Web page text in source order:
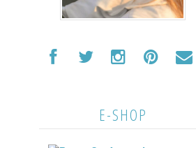
E-SHOP